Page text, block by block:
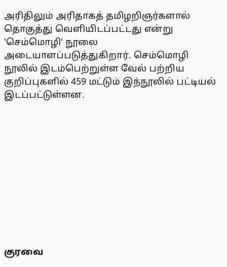
அரிதிலும் அரிதாகத் தமிழறிஞர்களால்
தொகுத்து வெளியிடப்பட்டது என்று
'செம்மொழி' நூலை
அடையாளப்படுத்துகிறார். செம்மொழி
நூலில் இடம்பெற்றுள்ள வேல் பற்றிய
குறிப்புகளில் 459 மட்டும் இந்நூலில் பட்டியல்
இடப்பட்டுள்ளன.
குரவை